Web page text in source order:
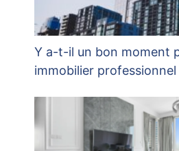
Y a-t-il un bon moment
immobilier professionnel